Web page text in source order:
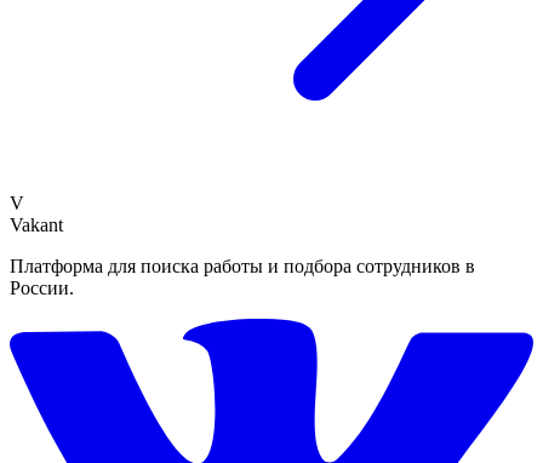
V
Vakant
Платформа для поиска работы и подбора сотрудников в
России.